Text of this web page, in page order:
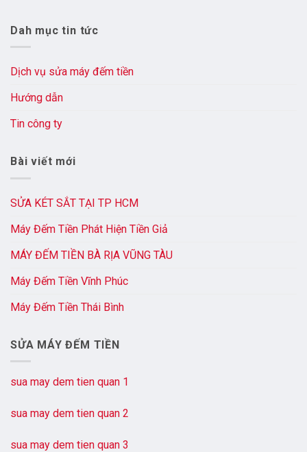
Dah mục tin tức
Dịch vụ sửa máy đếm tiền
Hướng dẫn
Tin công ty
Bài viết mới
SỬA KÉT SẮT TẠI TP HCM
Máy Đếm Tiền Phát Hiện Tiền Giả
MÁY ĐẾM TIỀN BÀ RỊA VŨNG TÀU
Máy Đếm Tiền Vĩnh Phúc
Máy Đếm Tiền Thái Bình
SỬA MÁY ĐẾM TIỀN
sua may dem tien quan 1
sua may dem tien quan 2
sua may dem tien quan 3